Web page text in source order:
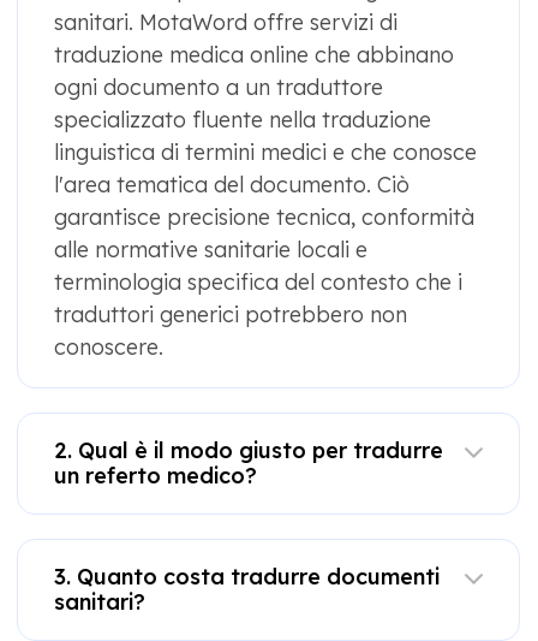
sanitari. MotaWord offre servizi di
traduzione medica online che abbinano
ogni documento a un traduttore
specializzato fluente nella traduzione
linguistica di termini medici e che conosce
l'area tematica del documento. Ciò
garantisce precisione tecnica, conformità
alle normative sanitarie locali e
terminologia specifica del contesto che i
traduttori generici potrebbero non
conoscere.
2. Qual è il modo giusto per tradurre
un referto medico?
3. Quanto costa tradurre documenti
sanitari?